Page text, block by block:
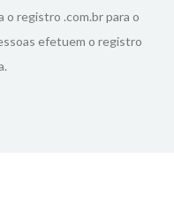
o registro .com.br para o
efetuem o registro